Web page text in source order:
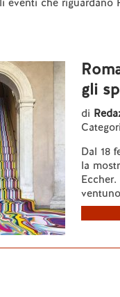
eventi che riguardano
gli
di
Dal 18
la